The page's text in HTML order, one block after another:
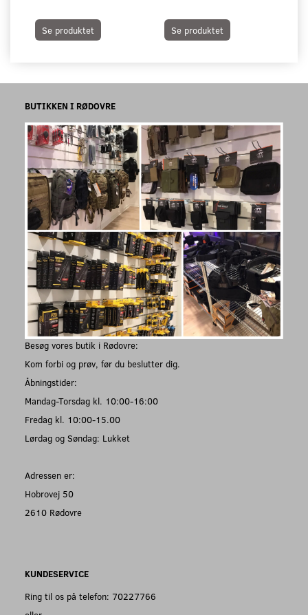
Se produktet Se produktet
BUTIKKEN I RØDOVRE
Besøg vores butik i Rødovre:
Kom forbi og prøv, før du beslutter dig.
Åbningstider:
Mandag-Torsdag kl. 10:00-16:00
Fredag kl. 10:00-15.00
Lørdag og Søndag: Lukket
Adressen er:
Hobrovej 50
2610 Rødovre
KUNDESERVICE
Ring til os på telefon: 70227766